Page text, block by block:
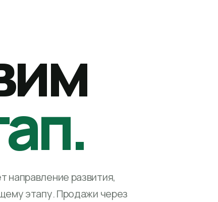
направление развития,
этапу. Продажи через